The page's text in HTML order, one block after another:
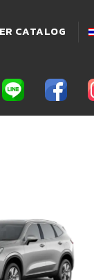
CATALOG